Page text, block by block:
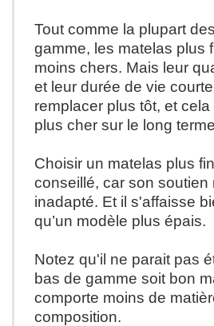
Tout comme la plupart
gamme, les matelas plus
moins chers. Mais leur
et leur durée de vie courte
remplacer plus tôt, et
plus cher sur le long
Choisir un matelas plus
conseillé, car son soutien
inadapté. Et il s'affaisse
qu’un modèle plus épais.
Notez qu'il ne parait pas
bas de gamme soit bon
comporte moins de
composition.